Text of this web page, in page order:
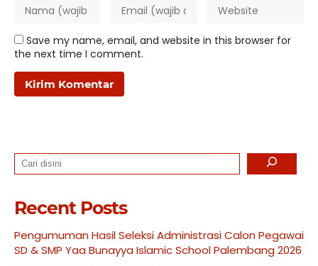
Save my name, email, and website in this browser for
the next time I comment.
Search
Recent Posts
Pengumuman Hasil Seleksi Administrasi Calon Pegawai
SD & SMP Yaa Bunayya Islamic School Palembang 2026